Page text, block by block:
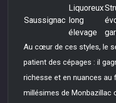
Saussignac
Liquoreux
long
élevage
Au cœur de ces styles, le
patient des cépages : il
richesse et en nuances au
millésimes de Monbazillac